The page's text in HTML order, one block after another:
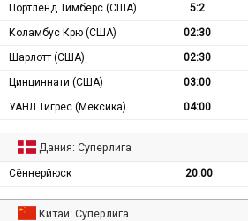
Портленд Тимберс (США) 5:2
Коламбус Крю (США)
02:30
Шарлотт (США)
02:30
Цинциннати (США)
03:00
УАНЛ Тигрес (Мексика)
04:00
Дания: Суперлига
Сённерйюск 20:00
Китай: Суперлига